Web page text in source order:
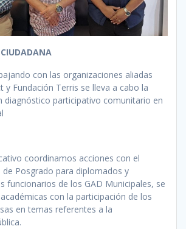
con las organizaciones aliadas
y Fundación Terris se lleva a cabo la
diagnóstico participativo comunitario en
coordinamos acciones con el
Posgrado para diplomados y
funcionarios de los GAD Municipales, se
con la participación de los
en temas referentes a la